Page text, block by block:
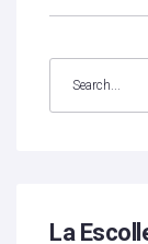
La